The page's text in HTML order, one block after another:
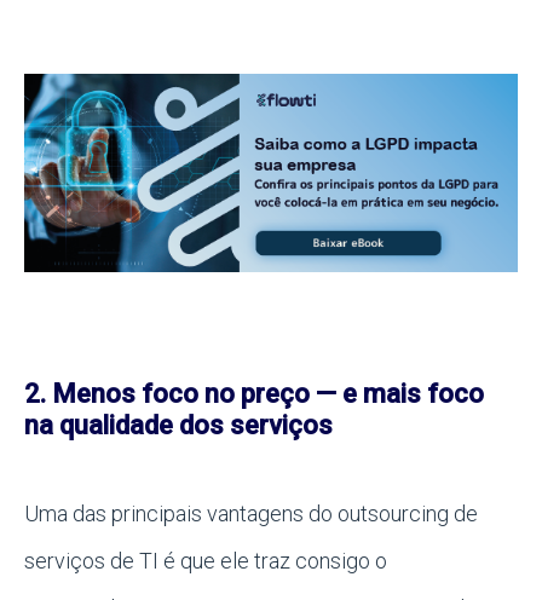
2. Menos foco no preço — e mais foco
na qualidade dos serviços
Uma das principais vantagens do outsourcing de
serviços de TI é que ele traz consigo o